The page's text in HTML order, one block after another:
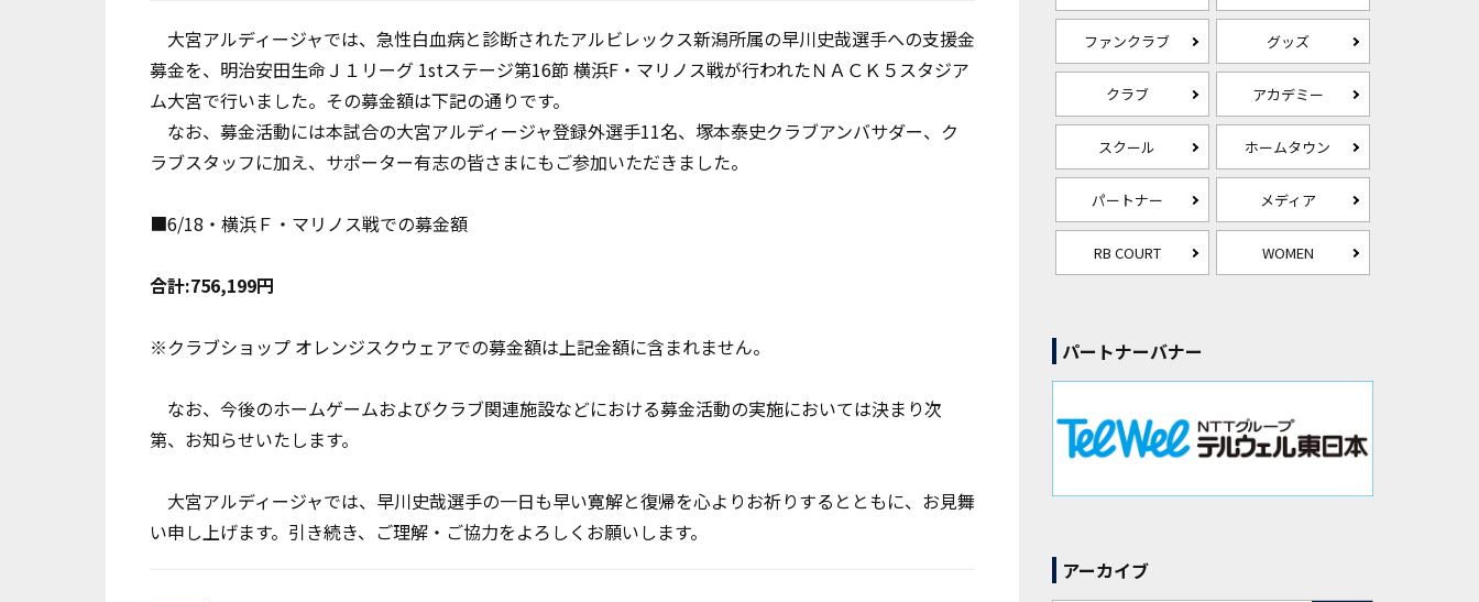
大宮アルディージャでは、急性白血病と診断されたアルビレックス新潟所属の早川史哉選手への支援金
募金を、明治安田生命Ｊ１リーグ 1stステージ第16節 横浜F・マリノス戦が行われたＮＡＣＫ５スタジア
ム大宮で行いました。その募金額は下記の通りです。
なお、募金活動には本試合の大宮アルディージャ登録外選手11名、塚本泰史クラブアンバサダー、ク
ラブスタッフに加え、サポーター有志の皆さまにもご参加いただきました。
■6/18・横浜Ｆ・マリノス戦での募金額
合計:756,199円
※クラブショップ オレンジスクウェアでの募金額は上記金額に含まれません。
なお、今後のホームゲームおよびクラブ関連施設などにおける募金活動の実施においては決まり次
第、お知らせいたします。
大宮アルディージャでは、早川史哉選手の一日も早い寛解と復帰を心よりお祈りするとともに、お見舞
い申し上げます。引き続き、ご理解・ご協力をよろしくお願いします。
ファンクラブ グッズ
クラブ アカデミー
スクール ホームタウン
パートナー メディア
RB COURT WOMEN
パートナーバナー
アーカイブ